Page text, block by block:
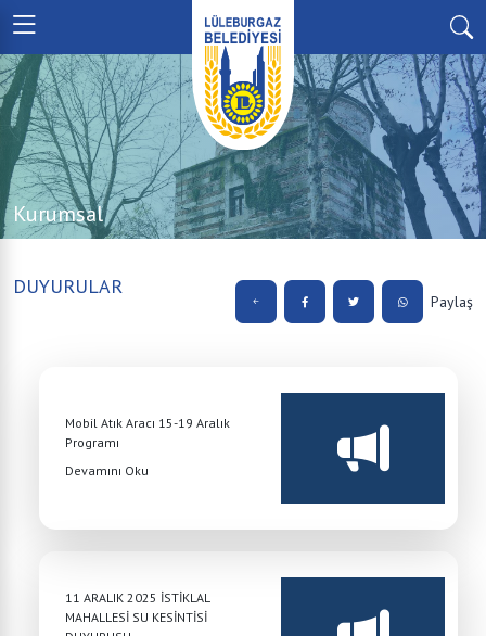
Kurumsal
DUYURULAR
Paylaş
Mobil Atık Aracı 15-19 Aralık
Programı
Devamını Oku
11 ARALIK 2025 İSTİKLAL
MAHALLESİ SU KESİNTİSİ